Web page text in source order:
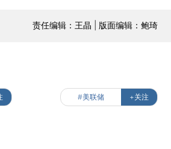
责任编辑：王晶 | 版面编辑：鲍琦
#美联储 +关注